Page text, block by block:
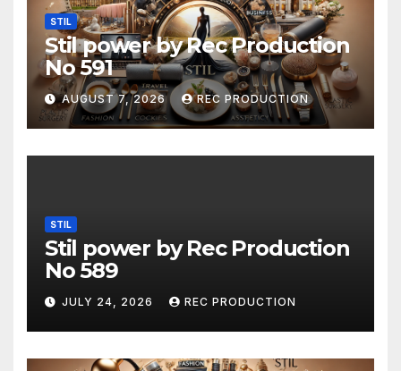
STIL
Stil power by Rec Production
No 591
AUGUST 7, 2026 REC PRODUCTION
STIL
Stil power by Rec Production
No 589
JULY 24, 2026 REC PRODUCTION